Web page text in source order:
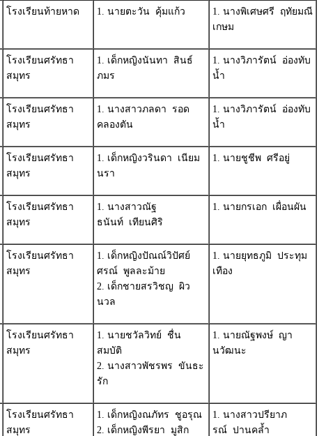
โรงเรียนท้ายหาด 1. นายตะวัน คุ้มแก้ว
1. นางพิเศษศรี ฤทัยมณี
เกษม
โรงเรียนศรัทธา
สมุทร
1. เด็กหญิงนันทา สินธ์
ภมร
1. นางวิภารัตน์ อ่องทับ
น้ำ
โรงเรียนศรัทธา
สมุทร
1. นางสาวภลดา รอด
คลองตัน
1. นางวิภารัตน์ อ่องทับ
น้ำ
โรงเรียนศรัทธา
สมุทร
1. เด็กหญิงวรินดา เนียม
นรา
1. นายชูชีพ ศรีอยู่
โรงเรียนศรัทธา
สมุทร
1. นางสาวณัฐ
ธนันท์ เทียนศิริ
1. นายกรเอก เผื่อนผัน
โรงเรียนศรัทธา
สมุทร
1. เด็กหญิงปัณณ์วิปัศย์
ศรณ์ พูลละม้าย
2. เด็กชายสรวิชญ ผิว
นวล
1. นายยุทธภูมิ ประทุม
เทือง
โรงเรียนศรัทธา
สมุทร
1. นายชวัลวิทย์ ชื่น
สมบัติ
2. นางสาวพัชรพร ขันธะ
รัก
1. นายณัฐพงษ์ ญา
นวัฒนะ
โรงเรียนศรัทธา
สมุทร
1. เด็กหญิงณภัทร ชูอรุณ
2. เด็กหญิงพีรยา มูสิก
1. นางสาวปรียาภ
รณ์ ปานคล้ำ